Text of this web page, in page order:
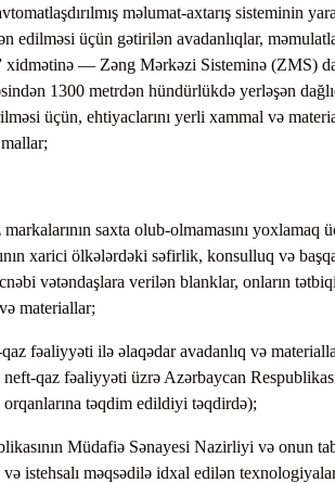
məlumat-axtarış sisteminin
edilməsi üçün gətirilən avadanlıqlar,
xidmətinə — Zəng Mərkəzi Sisteminə (ZMS)
1300 metrdən hündürlükdə yerləşən
üçün, ehtiyaclarını yerli xammal və
saxta olub-olmamasını yoxlamaq
xarici ölkələrdəki səfirlik, konsulluq və
vətəndaşlara verilən blanklar, onların
materiallar;
fəaliyyəti ilə əlaqədar avadanlıq və
qaz fəaliyyəti üzrə Azərbaycan
orqanlarına təqdim edildiyi təqdirdə);
Müdafiə Sənayesi Nazirliyi və onun
və istehsalı məqsədilə idxal edilən